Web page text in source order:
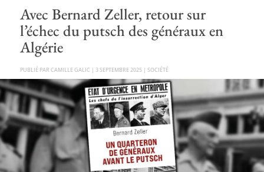
Avec Bernard Zeller, retour sur
l’échec du putsch des généraux en
Algérie
PAR CAMILLE GALIC | 3 SEPTEMBRE 2025| SOCIÉTÉ